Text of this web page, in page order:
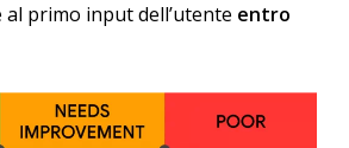
primo input dell’utente entro